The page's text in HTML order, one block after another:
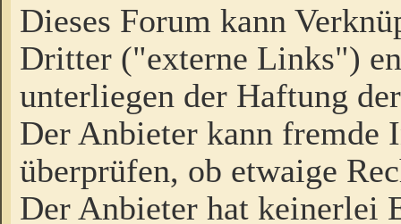
Dieses Forum kann
Dritter ("externe Links")
unterliegen der Haftung
Der Anbieter kann fremde
überprüfen, ob etwaige
Der Anbieter hat keinerlei